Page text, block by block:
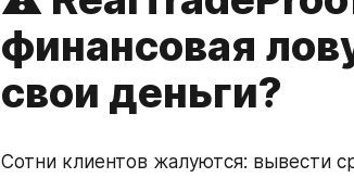
финансовая
свои деньги?
Сотни клиентов жалуются: вывести